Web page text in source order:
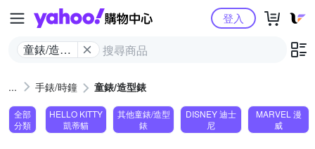
Yahoo購物中心
童錶/造型
登入
手錶/時鐘 童錶/造型錶
全部
分類
HELLO KITTY
凱蒂貓
其他童錶/造型
錶
DISNEY 迪士
尼
MARVEL 漫
威